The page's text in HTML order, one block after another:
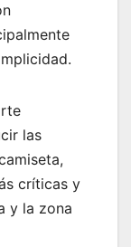
las
críticas y
y la zona